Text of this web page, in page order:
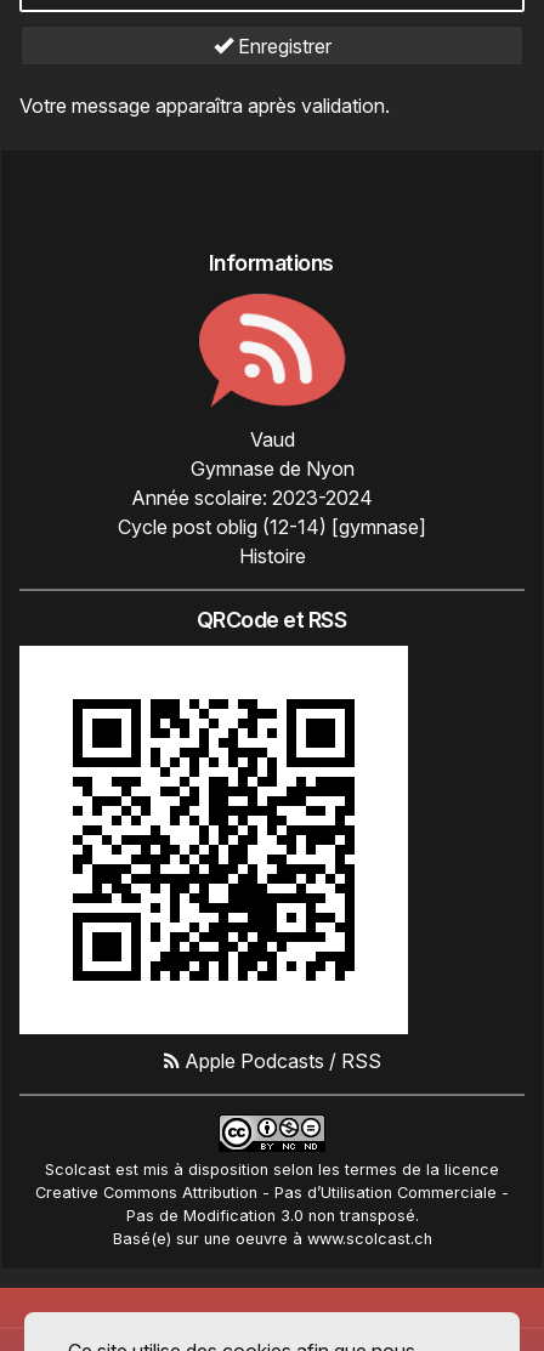
Enregistrer
Votre message apparaîtra après validation.
Informations
Vaud
Gymnase de Nyon
Année scolaire: 2023-2024
Cycle post oblig (12-14) [gymnase]
Histoire
QRCode et RSS
Apple Podcasts / RSS
Scolcast est mis à disposition selon les termes de la licence
Creative Commons Attribution - Pas d’Utilisation Commerciale -
Pas de Modification 3.0 non transposé.
Basé(e) sur une oeuvre à www.scolcast.ch